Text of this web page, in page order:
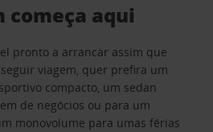
começa aqui
pronto a arrancar assim que
viagem, quer prefira um
compacto, um sedan
de negócios ou para um
monovolume para umas férias